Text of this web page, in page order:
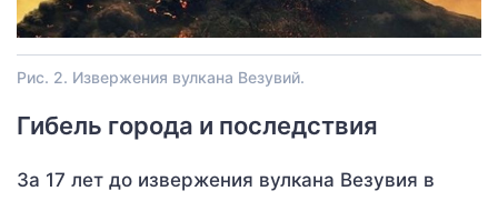
Рис. 2. Извержения вулкана Везувий.
Гибель города и последствия
За 17 лет до извержения вулкана Везувия в